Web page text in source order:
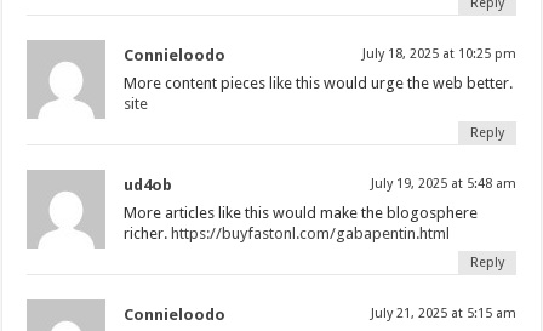
Connieloodo July 18, 2025 at 10:25 pm
More content pieces like this would urge the web better.
site
Reply
ud4ob July 19, 2025 at 5:48 am
More articles like this would make the blogosphere
richer. https://buyfastonl.com/gabapentin.html
Reply
Connieloodo July 21, 2025 at 5:15 am